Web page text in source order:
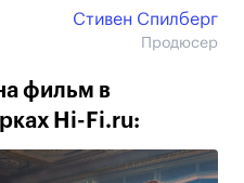
Стивен Спилберг
Продюсер
фильм в
Hi-Fi.ru: